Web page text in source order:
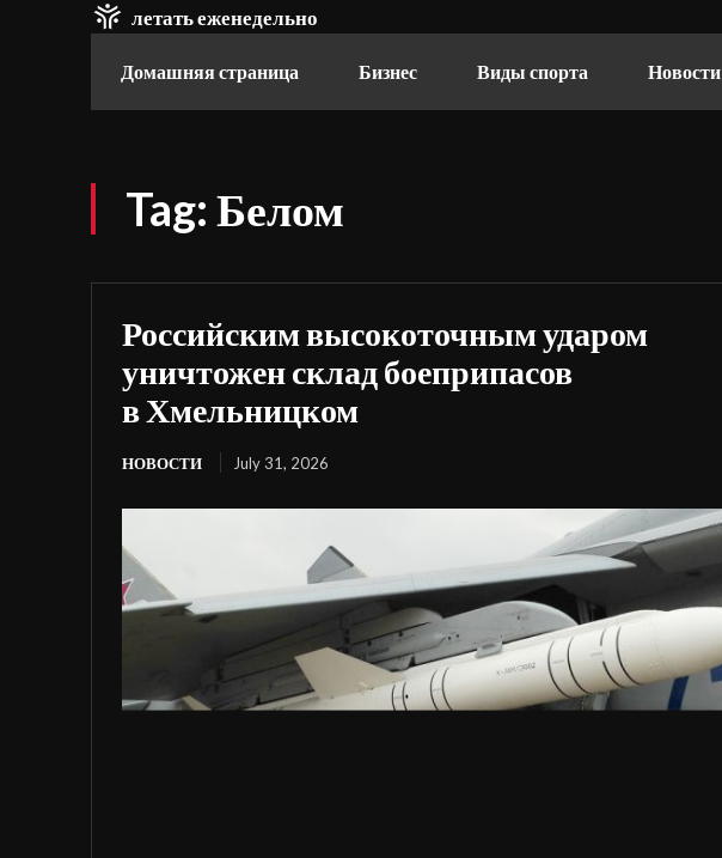
летать еженедельно
Домашняя страница Бизнес Виды спорта Новости
Tag:Белом
Российским высокоточным ударом
уничтожен склад боеприпасов
в Хмельницком
НОВОСТИ July 31, 2026